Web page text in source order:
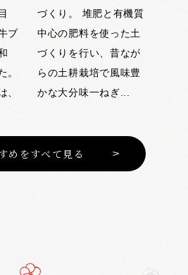
ブ
。
、
づくり。 堆肥と有機質
中心の肥料を使った土
づくりを行い、昔なが
らの土耕栽培で風味豊
かな大分味一ねぎ...
めをすべて見る